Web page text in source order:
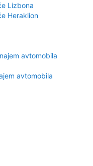
Lizbona
Heraklion
avtomobila
avtomobila